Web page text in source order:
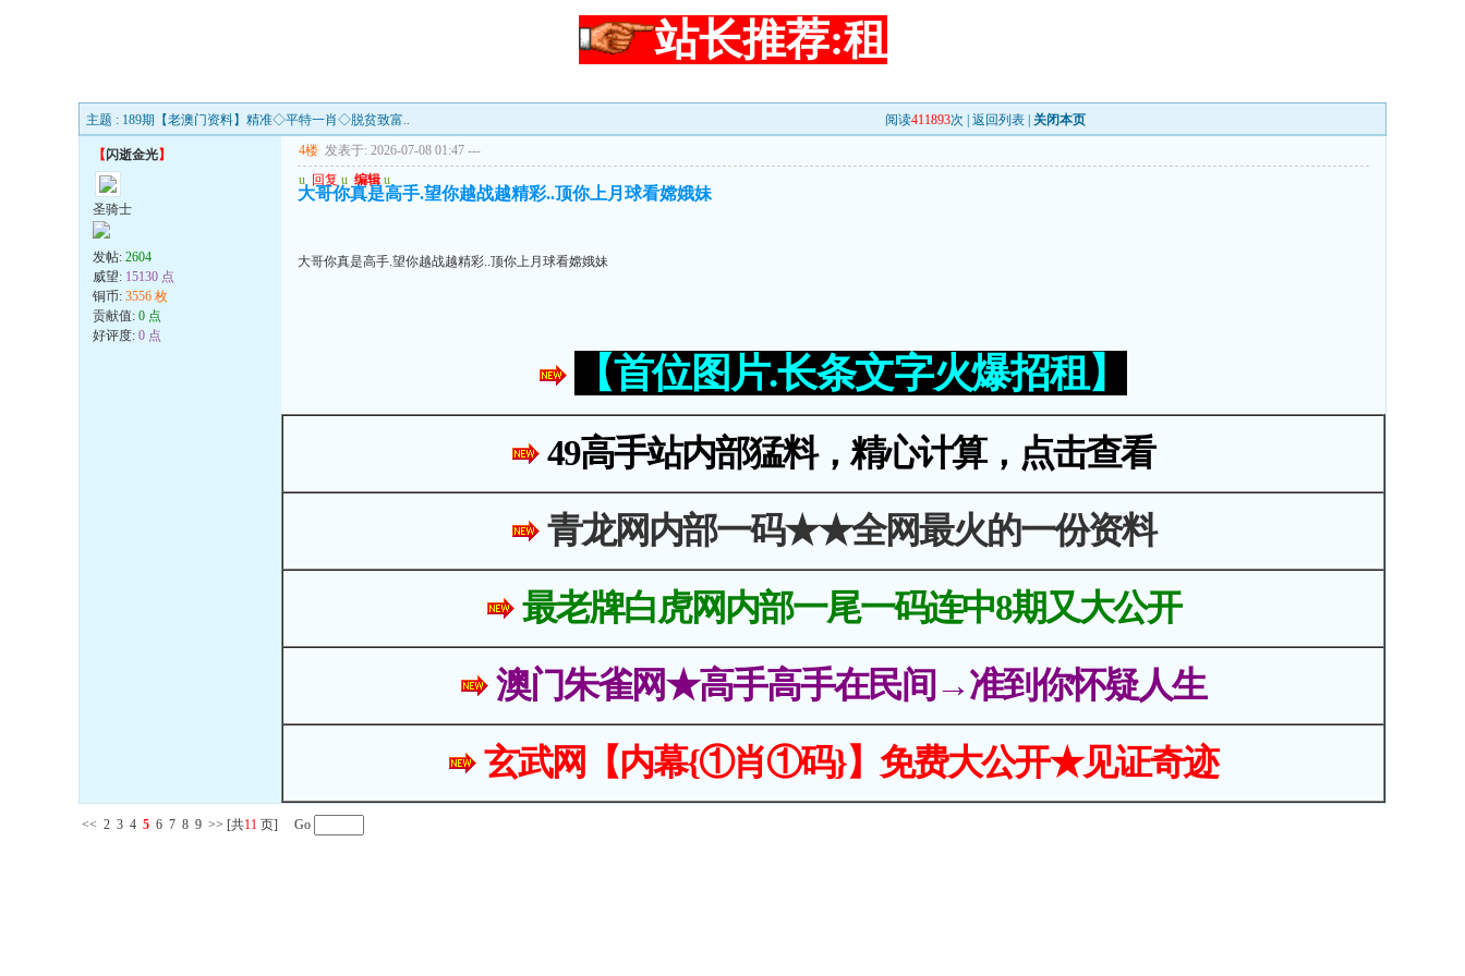
站长推荐:租
主题 : 189期【老澳门资料】精准◇平特一肖◇脱贫致富.. 阅读411893次 | 返回列表 关闭本页
【闪逝金光】
圣骑士
发帖: 2604
威望: 15130 点
铜币: 3556 枚
贡献值: 0 点
好评度: 0 点
4楼 发表于: 2026-07-08 01:47 ---
u 回复 u 编辑 u
大哥你真是高手.望你越战越精彩..顶你上月球看嫦娥妹
大哥你真是高手.望你越战越精彩..顶你上月球看嫦娥妹
【首位图片.长条文字火爆招租】
49高手站内部猛料，精心计算，点击查看
青龙网内部一码★★全网最火的一份资料
最老牌白虎网内部一尾一码连中8期又大公开
澳门朱雀网★高手高手在民间→准到你怀疑人生
玄武网【内幕{①肖①码}】免费大公开★见证奇迹
<< 2 3 4 5 6 7 8 9 >> [共11 页] Go